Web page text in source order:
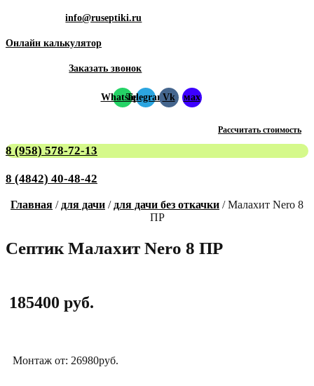
info@ruseptiki.ru
Онлайн калькулятор
Заказать звонок
WhatsappTelegramVk мах
Рассчитать стоимость
8 (958) 578-72-13
8 (4842) 40-48-42
Главная / для дачи / для дачи без откачки / Малахит Nero 8
ПР
Септик Малахит Nero 8 ПР
185400 руб.
Монтаж от: 26980руб.